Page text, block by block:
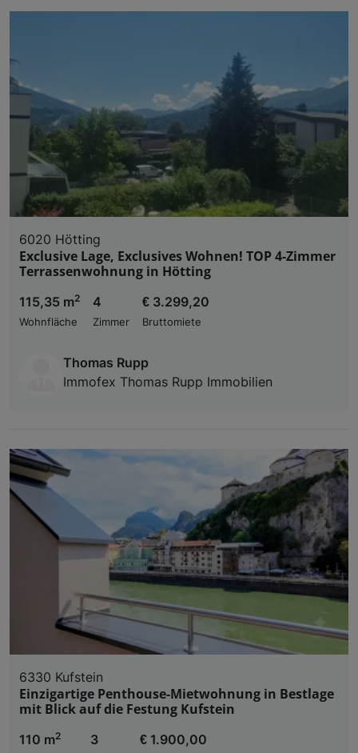
6020 Hötting
Exclusive Lage, Exclusives Wohnen! TOP 4-Zimmer
Terrassenwohnung in Hötting
115,35 m2
Wohnfläche
4
Zimmer
€ 3.299,20
Bruttomiete
Thomas Rupp
Immofex Thomas Rupp Immobilien
6330 Kufstein
Einzigartige Penthouse-Mietwohnung in Bestlage
mit Blick auf die Festung Kufstein
110 m2
3 € 1.900,00